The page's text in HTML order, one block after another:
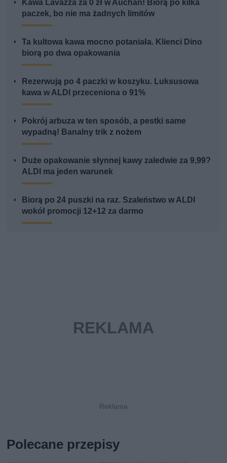
Kawa Lavazza za 0 zł w Auchan! Biorą po kilka
paczek, bo nie ma żadnych limitów
Ta kultowa kawa mocno potaniała. Klienci Dino
biorą po dwa opakowania
Rezerwują po 4 paczki w koszyku. Luksusowa
kawa w ALDI przeceniona o 91%
Pokrój arbuza w ten sposób, a pestki same
wypadną! Banalny trik z nożem
Duże opakowanie słynnej kawy zaledwie za 9,99?
ALDI ma jeden warunek
Biorą po 24 puszki na raz. Szaleństwo w ALDI
wokół promocji 12+12 za darmo
Polecane przepisy